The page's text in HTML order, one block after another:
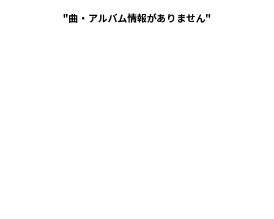
"曲・アルバム情報がありません"